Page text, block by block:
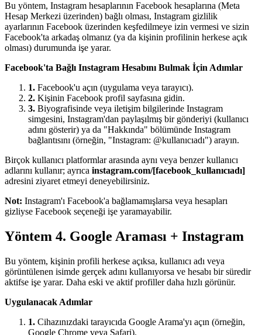
Bu yöntem, Instagram hesaplarının Facebook hesaplarına (Meta
Hesap Merkezi üzerinden) bağlı olması, Instagram gizlilik
ayarlarının Facebook üzerinden keşfedilmeye izin vermesi ve sizin
Facebook'ta arkadaş olmanız (ya da kişinin profilinin herkese açık
olması) durumunda işe yarar.
Facebook'ta Bağlı Instagram Hesabını Bulmak İçin Adımlar
1. Facebook'u açın (uygulama veya tarayıcı).
2. Kişinin Facebook profil sayfasına gidin.
3. Biyografisinde veya iletişim bilgilerinde Instagram
simgesini, Instagram'dan paylaşılmış bir gönderiyi (kullanıcı
adını gösterir) ya da "Hakkında" bölümünde Instagram
bağlantısını (örneğin, "Instagram: @kullanıcıadı") arayın.
Birçok kullanıcı platformlar arasında aynı veya benzer kullanıcı
adlarını kullanır; ayrıca instagram.com/[facebook_kullanıcıadı]
adresini ziyaret etmeyi deneyebilirsiniz.
Not: Instagram'ı Facebook'a bağlamamışlarsa veya hesapları
gizliyse Facebook seçeneği işe yaramayabilir.
Yöntem 4. Google Araması + Instagram
Bu yöntem, kişinin profili herkese açıksa, kullanıcı adı veya
görüntülenen isimde gerçek adını kullanıyorsa ve hesabı bir süredir
aktifse işe yarar. Daha eski ve aktif profiller daha hızlı görünür.
Uygulanacak Adımlar
1. Cihazınızdaki tarayıcıda Google Arama'yı açın (örneğin,
Google Chrome veya Safari).